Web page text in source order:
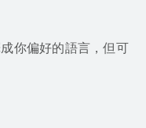
你偏好的語言，但可